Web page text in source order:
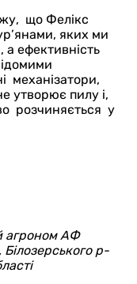
що Фелікс
яких ми
а ефективність
механізатори,
утворює пилу і,
розчиняється у
агроном АФ
Білозерського р-